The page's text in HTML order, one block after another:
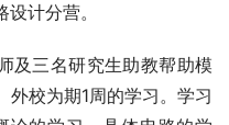
计分营。
及三名研究生助教帮助模
校为期1周的学习。学习